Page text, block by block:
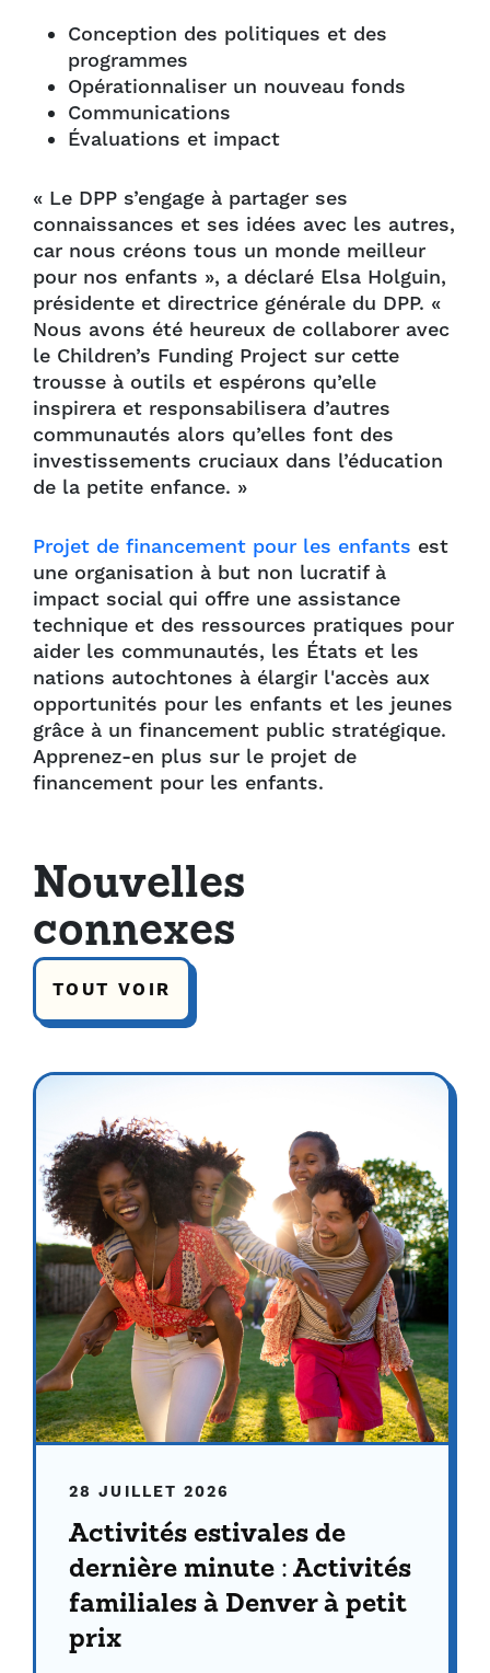
Conception des politiques et des
programmes
Opérationnaliser un nouveau fonds
Communications
Évaluations et impact
« Le DPP s’engage à partager ses
connaissances et ses idées avec les autres,
car nous créons tous un monde meilleur
pour nos enfants », a déclaré Elsa Holguin,
présidente et directrice générale du DPP. «
Nous avons été heureux de collaborer avec
le Children’s Funding Project sur cette
trousse à outils et espérons qu’elle
inspirera et responsabilisera d’autres
communautés alors qu’elles font des
investissements cruciaux dans l’éducation
de la petite enfance. »
Projet de financement pour les enfants est
une organisation à but non lucratif à
impact social qui offre une assistance
technique et des ressources pratiques pour
aider les communautés, les États et les
nations autochtones à élargir l'accès aux
opportunités pour les enfants et les jeunes
grâce à un financement public stratégique.
Apprenez-en plus sur le projet de
financement pour les enfants.
Nouvelles
connexes
TOUT VOIR
28 JUILLET 2026
Activités estivales de
dernière minute : Activités
familiales à Denver à petit
prix